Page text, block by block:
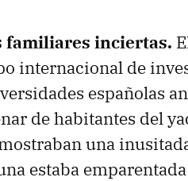
familiares inciertas.
internacional de
españolas
de habitantes del
una
estaba